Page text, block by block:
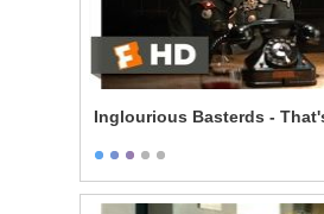
Inglourious Basterds -